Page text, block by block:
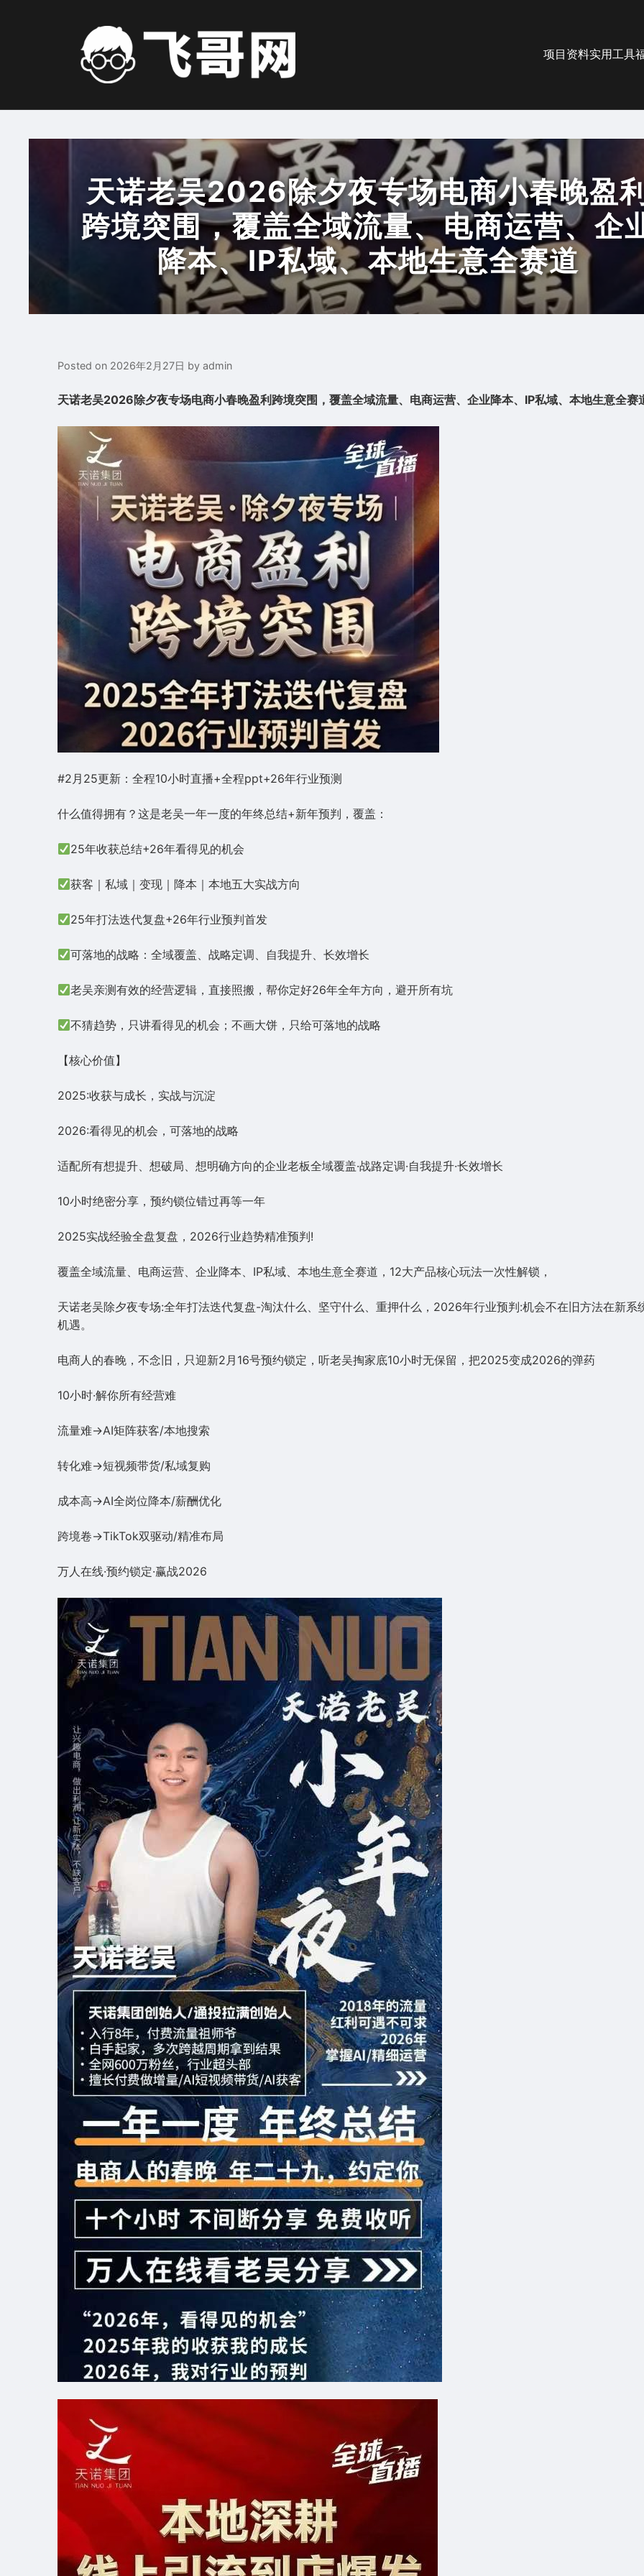
项目资料实用工具
天诺老吴2026除夕夜专场电商小春晚盈
跨境突围，覆盖全域流量、电商运营、企
降本、IP私域、本地生意全赛道
Posted on 2026年2月27日 by admin
天诺老吴2026除夕夜专场电商小春晚盈利跨境突围，覆盖全域流量、电商运营、企业降本、IP私域、本地生意全赛
#2月25更新：全程10小时直播+全程ppt+26年行业预测
什么值得拥有？这是老吴一年一度的年终总结+新年预判，覆盖：
25年收获总结+26年看得见的机会
获客｜私域｜变现｜降本｜本地五大实战方向
25年打法迭代复盘+26年行业预判首发
可落地的战略：全域覆盖、战略定调、自我提升、长效增长
老吴亲测有效的经营逻辑，直接照搬，帮你定好26年全年方向，避开所有坑
不猜趋势，只讲看得见的机会；不画大饼，只给可落地的战略
【核心价值】
2025:收获与成长，实战与沉淀
2026:看得见的机会，可落地的战略
适配所有想提升、想破局、想明确方向的企业老板全域覆盖·战路定调·自我提升·长效增长
10小时绝密分享，预约锁位错过再等一年
2025实战经验全盘复盘，2026行业趋势精准预判!
覆盖全域流量、电商运营、企业降本、IP私域、本地生意全赛道，12大产品核心玩法一次性解锁，
天诺老吴除夕夜专场:全年打法迭代复盘-淘汰什么、坚守什么、重押什么，2026年行业预判:机会不在旧方法在新系
机遇。
电商人的春晚，不念旧，只迎新2月16号预约锁定，听老吴掏家底10小时无保留，把2025变成2026的弹药
10小时·解你所有经营难
流量难→AI矩阵获客/本地搜索
转化难→短视频带货/私域复购
成本高→AI全岗位降本/薪酬优化
跨境卷→TikTok双驱动/精准布局
万人在线·预约锁定·赢战2026